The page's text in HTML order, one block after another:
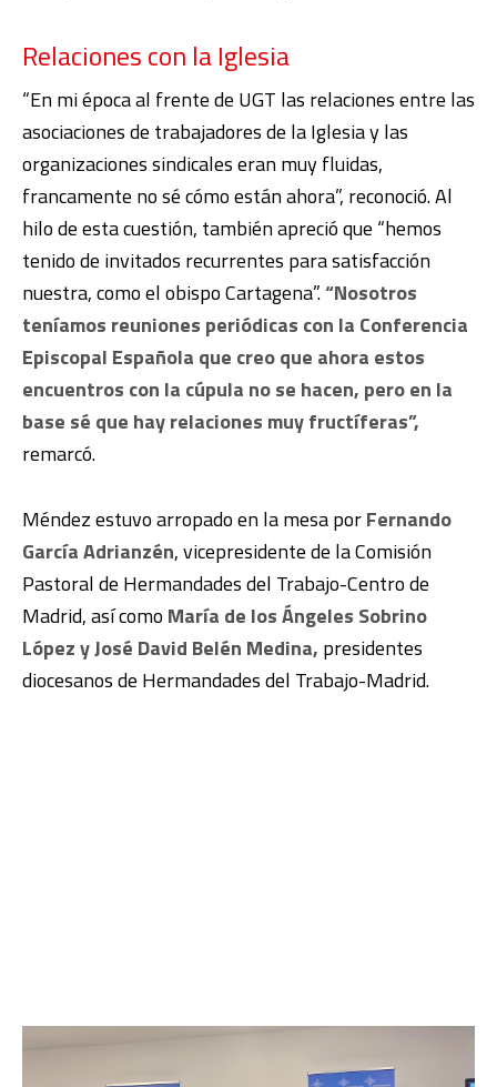
Relaciones con la Iglesia
“En mi época al frente de UGT las relaciones entre las
asociaciones de trabajadores de la Iglesia y las
organizaciones sindicales eran muy fluidas,
francamente no sé cómo están ahora”, reconoció. Al
hilo de esta cuestión, también apreció que “hemos
tenido de invitados recurrentes para satisfacción
nuestra, como el obispo Cartagena”.“Nosotros
teníamos reuniones periódicas con la Conferencia
Episcopal Española que creo que ahora estos
encuentros con la cúpula no se hacen, pero en la
base sé que hay relaciones muy fructíferas”,
remarcó.
Méndez estuvo arropado en la mesa porFernando
García Adrianzén, vicepresidente de la Comisión
Pastoral de Hermandades del Trabajo-Centro de
Madrid, así como María de los Ángeles Sobrino
López y José David Belén Medina, presidentes
diocesanos de Hermandades del Trabajo-Madrid.